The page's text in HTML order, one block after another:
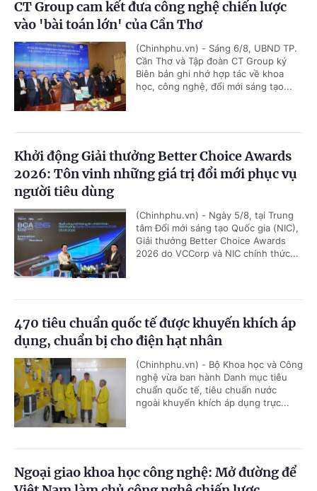
CT Group cam kết đưa công nghệ chiến lược
vào 'bài toán lớn' của Cần Thơ
(Chinhphu.vn) - Sáng 6/8, UBND TP.
Cần Thơ và Tập đoàn CT Group ký
Biên bản ghi nhớ hợp tác về khoa
học, công nghệ, đổi mới sáng tạo...
Khởi động Giải thưởng Better Choice Awards
2026: Tôn vinh những giá trị đổi mới phục vụ
người tiêu dùng
(Chinhphu.vn) - Ngày 5/8, tại Trung
tâm Đổi mới sáng tạo Quốc gia (NIC),
Giải thưởng Better Choice Awards
2026 do VCCorp và NIC chính thức...
470 tiêu chuẩn quốc tế được khuyến khích áp
dụng, chuẩn bị cho điện hạt nhân
(Chinhphu.vn) - Bộ Khoa học và Công
nghệ vừa ban hành Danh mục tiêu
chuẩn quốc tế, tiêu chuẩn nước
ngoài khuyến khích áp dụng trực...
Ngoại giao khoa học công nghệ: Mở đường để